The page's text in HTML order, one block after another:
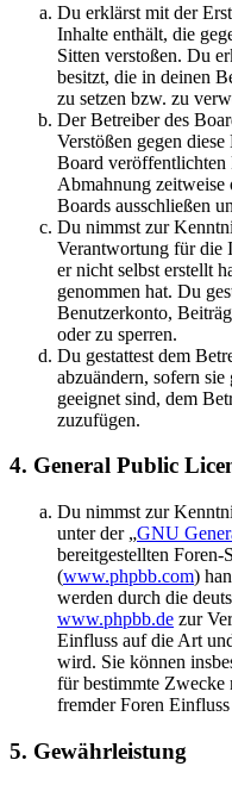
Du erklärst mit der
Inhalte enthält, die
Sitten verstoßen. Du
besitzt, die in deinen
zu setzen bzw. zu
Der Betreiber des
Verstößen gegen
Board veröffentlichten
Abmahnung zeitweise
Boards ausschließen
Du nimmst zur
Verantwortung für die
er nicht selbst erstellt
genommen hat. Du
Benutzerkonto,
oder zu sperren.
Du gestattest dem
abzuändern, sofern
geeignet sind, dem
zuzufügen.
4. General Public
Du nimmst zur
unter der „GNU
bereitgestellten
(www.phpbb.com)
werden durch die
www.phpbb.de zur
Einfluss auf die Art
wird. Sie können
für bestimmte Zwecke
fremder Foren Einfluss
5. Gewährleistung